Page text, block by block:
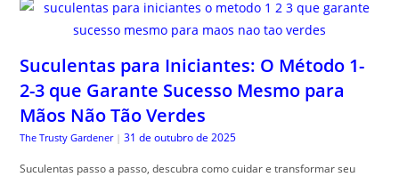
Suculentas para Iniciantes: O Método 1-
2-3 que Garante Sucesso Mesmo para
Mãos Não Tão Verdes
The Trusty Gardener | 31 de outubro de 2025
Suculentas passo a passo, descubra como cuidar e transformar seu